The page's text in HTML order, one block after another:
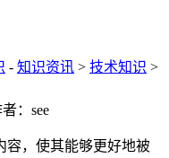
- 知识资讯 > 技术知识 >
：see
容，使其能够更好地被